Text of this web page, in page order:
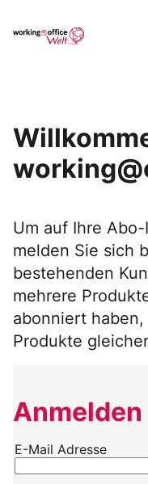
Go to landing page.
Um auf Ihre
melden Sie sich
bestehenden
mehrere
abonniert
Produkte
Anmelden